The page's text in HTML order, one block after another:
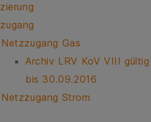
Netzzugang Gas
Archiv LRV KoV VIII gültig
bis 30.09.2016
Netzzugang Strom